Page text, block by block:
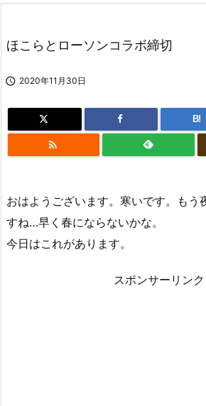
ほこらとローソンコラボ締切
 2020年11月30日
B!

おはようございます。寒いです。もう
すね…早く春にならないかな。
今日はこれがあります。
スポンサーリンク